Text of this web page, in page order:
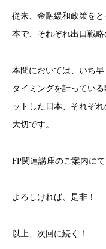
従来、金融緩和政策を
本で、それぞれ出口戦略
本問においては、いち
タイミングを計ってい
ットした日本、それぞ
大切です。
FP関連講座のご案内に
よろしければ、是非！
以上、次回に続く！